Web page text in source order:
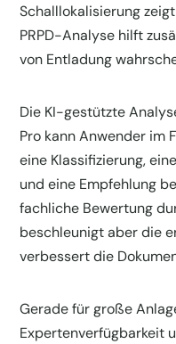
Schalllokalisierung
PRPD-Analyse hilft
von Entladung
Die KI-gestützte
Pro kann Anwender im
eine Klassifizierung,
und eine Empfehlung
fachliche Bewertung
beschleunigt aber die
verbessert die
Gerade für große
Expertenverfügbarkeit